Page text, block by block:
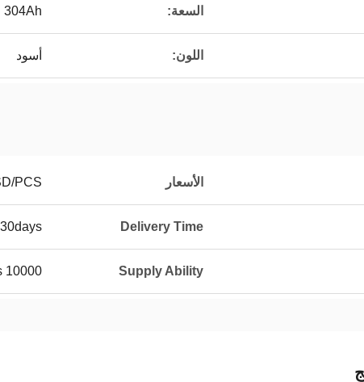
السعة: 304Ah
اللون: أسود
الأسعار PCS
Delivery Time
Supply Ability
10000 Pieces/Years